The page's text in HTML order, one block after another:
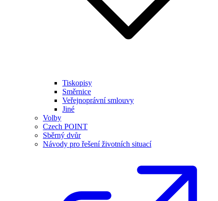
Tiskopisy
Směrnice
Veřejnoprávní smlouvy
Jiné
Volby
Czech POINT
Sběrný dvůr
Návody pro řešení životních situací